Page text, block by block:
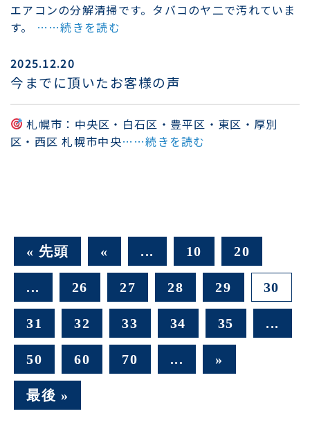
エアコンの分解清掃です。タバコのヤ二で汚れていま
す。 ……続きを読む
2025.12.20
今までに頂いたお客様の声
札幌市：中央区・白石区・豊平区・東区・厚別
区・西区 札幌市中央……続きを読む
« 先頭 « ... 10 20
... 26 27 28 29 30
31 32 33 34 35 ...
50 60 70 ... »
最後 »